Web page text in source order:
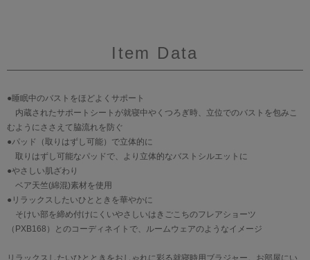
Item Data
●睡眠中のバストをほどよくサポート
内蔵されたサポートシートが就寝中やくつろぎ時、立位でのバストを包みこ
むようにささえて脇流れを防ぐ
●パッド（取りはずし可能）で立体的に
取りはずし可能なパッドで、より立体的なバストシルエットに
●やさしい肌ざわり
ベア天竺(綿混)素材を使用
●リラックスしたいひとときを華やかに
そけい部を締め付けにくいやさしいはきごこちのフレアショーツ
（PXB168）とのコーディネイトで、ルームウェアのようなイメージ
リラックスしたいひとときをおしゃれに彩る就寝時用ブラジャー。お部屋にい